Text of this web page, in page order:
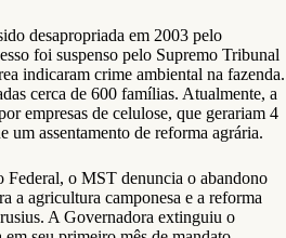
desapropriada em 2003 pelo
foi suspenso pelo Supremo Tribunal
indicaram crime ambiental na fazenda.
cerca de 600 famílias. Atualmente, a
empresas de celulose, que gerariam 4
um assentamento de reforma agrária.
o MST denuncia o abandono
a agricultura camponesa e a reforma
A Governadora extinguiu o